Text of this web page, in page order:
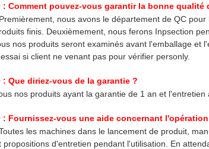
: Comment pouvez-vous garantir la bonne qualité
nous avons le département de QC
finis. Deuxièmement, nous ferons Inpsection
nos produits seront examinés avant l'emballage et
si client ne venant pas pour vérifier personly.
: Que diriez-vous de la garantie ?
nos produits ayant la garantie de 1 an et
: Fournissez-vous une aide concernant
les machines dans le lancement de produit,
propositions d'entretien pendant l'utilisation. En